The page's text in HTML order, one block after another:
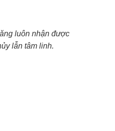
luôn nhận được
lẫn tâm linh.